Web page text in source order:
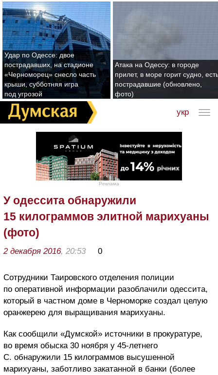
Удар по Одессе: двое
пострадавших, на стадионе
«Черноморец» снесло часть
крыши, субботняя игра
под угрозой
Атака на Одессу: в городе
прилет, в море горит судно,
пострадавшие (обновлено,
фото)
укр
Реклама
У одессита обнаружили
15 килограммов элитной марихуаны
(фото)
2 декабря 2016, 20:53 0
Сотрудники Таировского отделения полиции
по оперативной информации разоблачили одессита,
который в частном доме в Черноморке создал целую
оранжерею для выращивания марихуаны.
Как сообщили «Думской» источники в прокуратуре,
во время обыска 30 ноября у 45-летнего
С. обнаружили 15 килограммов высушенной
марихуаны, заботливо закатанной в банки (более